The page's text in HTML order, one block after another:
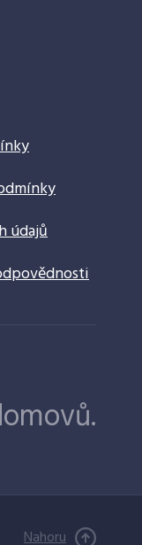
údajů
Nahoru